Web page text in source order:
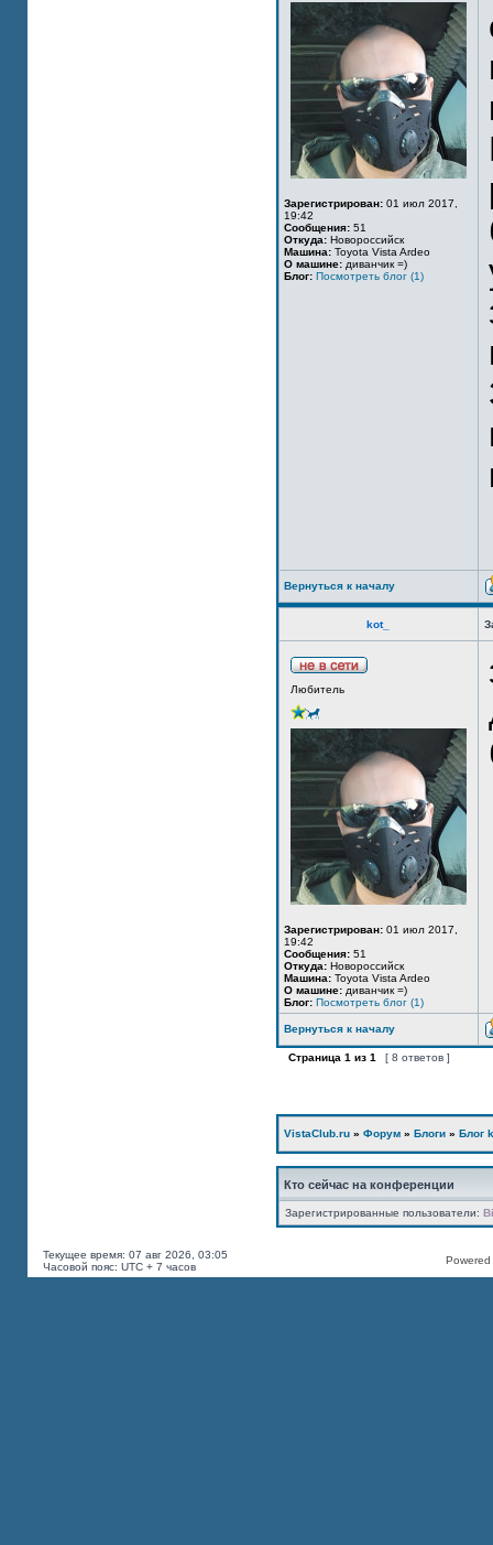
Зарегистрирован: 01 июл 2017,
19:42
Сообщения: 51
Откуда: Новороссийск
Машина: Toyota Vista Ardeo
О машине: диванчик =)
Блог: Посмотреть блог (1)
Вернуться к началу
kot_
Любитель
Зарегистрирован: 01 июл 2017,
19:42
Сообщения: 51
Откуда: Новороссийск
Машина: Toyota Vista Ardeo
О машине: диванчик =)
Блог: Посмотреть блог (1)
Вернуться к началу
Страница 1 из 1 [ 8 ответов ]
VistaClub.ru » Форум » Блоги » Блог
Кто сейчас на конференции
Зарегистрированные пользователи:
Текущее время: 07 авг 2026, 03:05
Часовой пояс: UTC + 7 часов